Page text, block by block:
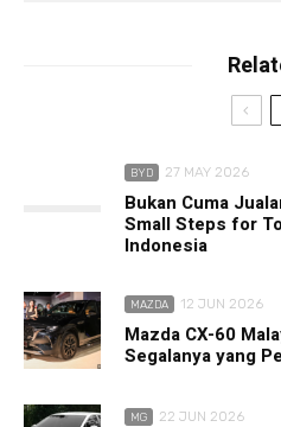
BYD 27 MAY 2026
Bukan Cuma
Small Steps for
Indonesia
MAZDA 12 JUN 2026
Mazda CX-60
Segalanya yang
MG 22 JUN 2026